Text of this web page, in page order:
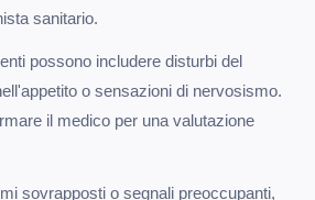
sanitario.
possono includere disturbi del
o sensazioni di nervosismo.
il medico per una valutazione
sovrapposti o segnali preoccupanti,